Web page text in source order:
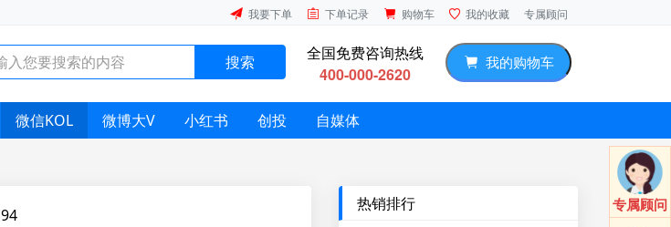
我要下单 下单记录 购物车 我的收藏 专属顾问
搜索 全国免费咨询热线
400-000-2620
我的购物车
微信KOL 微博大V 小红书 创投 自媒体
94
热销排行 专属顾问